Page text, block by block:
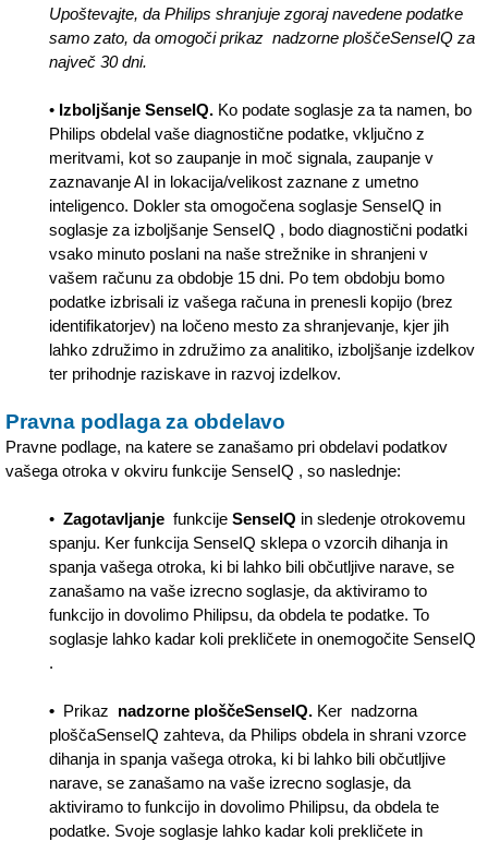
Upoštevajte, da Philips shranjuje zgoraj navedene podatke
samo zato, da omogoči prikaz nadzorne ploščeSenseIQ za
največ 30 dni.
• Izboljšanje SenseIQ. Ko podate soglasje za ta namen, bo
Philips obdelal vaše diagnostične podatke, vključno z
meritvami, kot so zaupanje in moč signala, zaupanje v
zaznavanje AI in lokacija/velikost zaznane z umetno
inteligenco. Dokler sta omogočena soglasje SenseIQ in
soglasje za izboljšanje SenseIQ , bodo diagnostični podatki
vsako minuto poslani na naše strežnike in shranjeni v
vašem računu za obdobje 15 dni. Po tem obdobju bomo
podatke izbrisali iz vašega računa in prenesli kopijo (brez
identifikatorjev) na ločeno mesto za shranjevanje, kjer jih
lahko združimo in združimo za analitiko, izboljšanje izdelkov
ter prihodnje raziskave in razvoj izdelkov.
Pravna podlaga za obdelavo
Pravne podlage, na katere se zanašamo pri obdelavi podatkov
vašega otroka v okviru funkcije SenseIQ , so naslednje:
•Zagotavljanje funkcijeSenseIQ in sledenje otrokovemu
spanju. Ker funkcija SenseIQ sklepa o vzorcih dihanja in
spanja vašega otroka, ki bi lahko bili občutljive narave, se
zanašamo na vaše izrecno soglasje, da aktiviramo to
funkcijo in dovolimo Philipsu, da obdela te podatke. To
soglasje lahko kadar koli prekličete in onemogočite SenseIQ
.
• Prikaz nadzorne ploščeSenseIQ. Ker nadzorna
ploščaSenseIQ zahteva, da Philips obdela in shrani vzorce
dihanja in spanja vašega otroka, ki bi lahko bili občutljive
narave, se zanašamo na vaše izrecno soglasje, da
aktiviramo to funkcijo in dovolimo Philipsu, da obdela te
podatke. Svoje soglasje lahko kadar koli prekličete in